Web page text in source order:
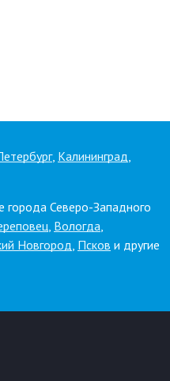
, Калининград,
города Северо-Западного
, Вологда,
Новгород, Псков и другие